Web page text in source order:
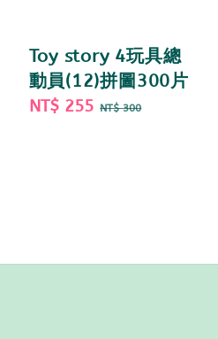
Toy story 4玩具總
動員(12)拼圖300片
Sale
NT$ 255 Regular
NT$ 300